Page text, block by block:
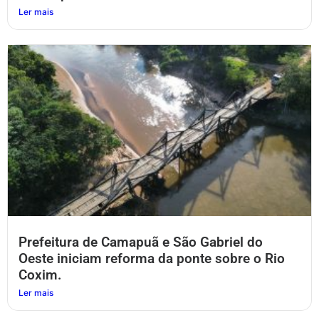
Ler mais
Prefeitura de Camapuã e São Gabriel do
Oeste iniciam reforma da ponte sobre o Rio
Coxim.
Ler mais